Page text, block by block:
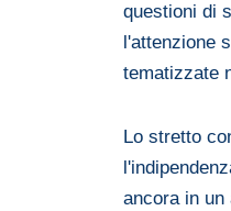
questioni di
l'attenzione
tematizzate
Lo stretto
ancora in